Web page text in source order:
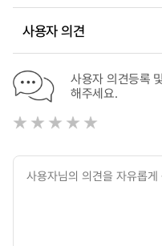
사용자 의견
사용자 의견등록
해주세요.